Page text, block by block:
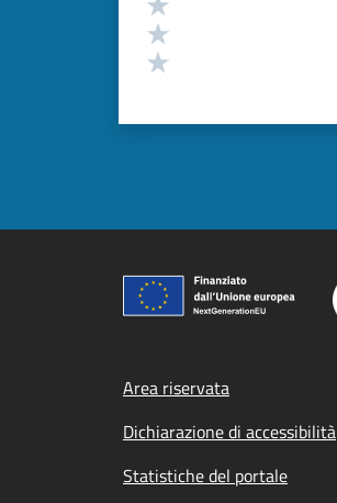
Footer menu
Area riservata
Dichiarazione di accessibilità
Statistiche del portale